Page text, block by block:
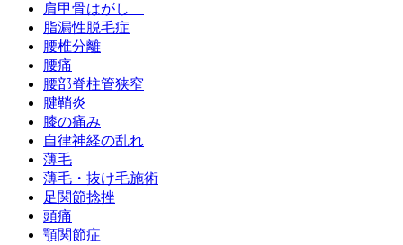
肩甲骨はがし
脂漏性脱毛症
腰椎分離
腰痛
腰部脊柱管狭窄
腱鞘炎
膝の痛み
自律神経の乱れ
薄毛
薄毛・抜け毛施術
足関節捻挫
頭痛
顎関節症